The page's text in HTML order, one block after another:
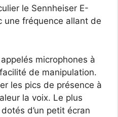
le Sennheiser E-
une fréquence allant de
microphones à
de manipulation.
les pics de présence à
la voix. Le plus
d’un petit écran